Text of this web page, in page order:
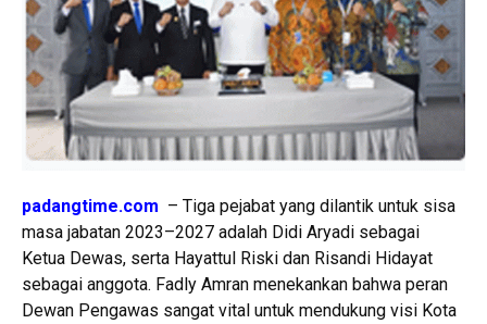
padangtime.com – Tiga pejabat yang dilantik untuk sisa
masa jabatan 2023–2027 adalah Didi Aryadi sebagai
Ketua Dewas, serta Hayattul Riski dan Risandi Hidayat
sebagai anggota. Fadly Amran menekankan bahwa peran
Dewan Pengawas sangat vital untuk mendukung visi Kota